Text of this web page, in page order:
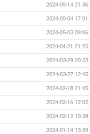
2024-05-14 21:36
2024-05-04 17:01
2024-05-03 09:06
2024-04-21 21:25
2024-03-29 20:33
2024-03-27 12:45
2024-02-18 21:45
2024-02-16 12:02
2024-02-12 10:28
2024-01-14 13:59